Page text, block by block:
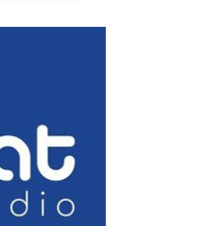
2018
2018
“Żołnierzy